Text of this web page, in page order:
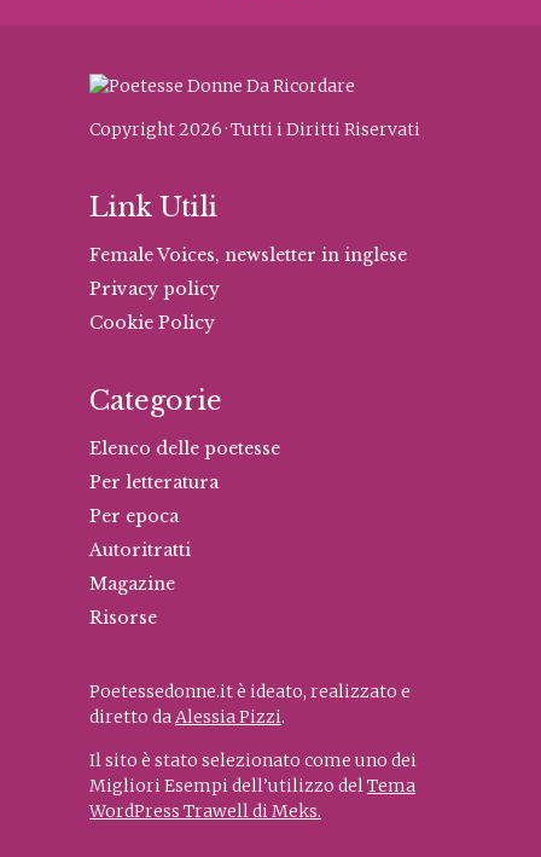
Copyright 2026 · Tutti i Diritti Riservati
Link Utili
Female Voices, newsletter in inglese
Privacy policy
Cookie Policy
Categorie
Elenco delle poetesse
Per letteratura
Per epoca
Autoritratti
Magazine
Risorse
Poetessedonne.it è ideato, realizzato e
diretto daAlessia Pizzi.
Il sito è stato selezionato come uno dei
Migliori Esempi dell’utilizzo delTema
WordPress Trawell di Meks.